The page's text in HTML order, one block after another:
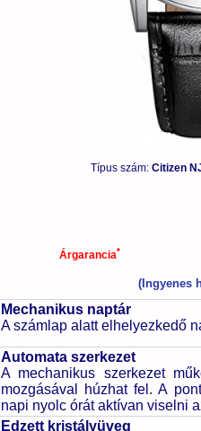
Típus szám: Citizen
Árgarancia*
(Ingyenes
Mechanikus naptár
A számlap alatt elhelyezkedő
Automata szerkezet
A mechanikus szerkezet
mozgásával húzhat fel. A
napi nyolc órát aktívan viselni
Edzett kristályüveg